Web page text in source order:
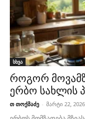
სხვა
როგორ
ერბო სახლის
თ თოქმაძე - მარტი 22, 2026